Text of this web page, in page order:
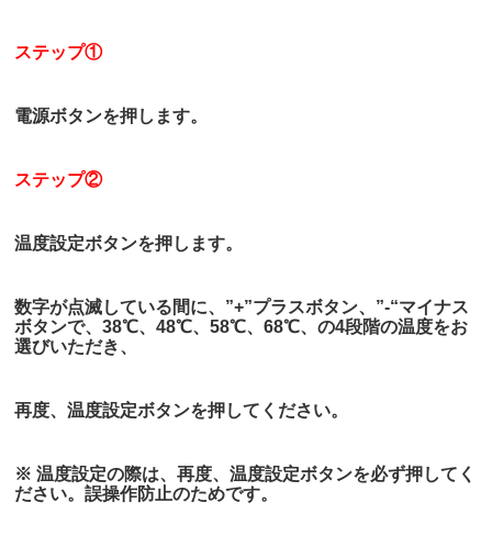
ステップ①
電源ボタンを押します。
ステップ②
温度設定ボタンを押します。
数字が点滅している間に、”+”プラスボタン、”-“マイナス
ボタンで、38℃、48℃、58℃、68℃、の4段階の温度をお
選びいただき、
再度、温度設定ボタンを押してください。
※ 温度設定の際は、再度、温度設定ボタンを必ず押してく
ださい。誤操作防止のためです。